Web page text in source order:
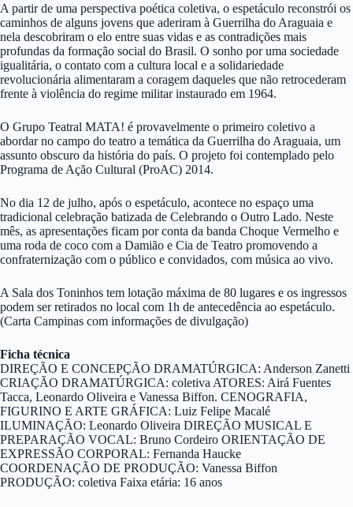
A partir de uma perspectiva poética coletiva, o espetáculo reconstrói os
caminhos de alguns jovens que aderiram à Guerrilha do Araguaia e
nela descobriram o elo entre suas vidas e as contradições mais
profundas da formação social do Brasil. O sonho por uma sociedade
igualitária, o contato com a cultura local e a solidariedade
revolucionária alimentaram a coragem daqueles que não retrocederam
frente à violência do regime militar instaurado em 1964.
O Grupo Teatral MATA! é provavelmente o primeiro coletivo a
abordar no campo do teatro a temática da Guerrilha do Araguaia, um
assunto obscuro da história do país. O projeto foi contemplado pelo
Programa de Ação Cultural (ProAC) 2014.
No dia 12 de julho, após o espetáculo, acontece no espaço uma
tradicional celebração batizada de Celebrando o Outro Lado. Neste
mês, as apresentações ficam por conta da banda Choque Vermelho e
uma roda de coco com a Damião e Cia de Teatro promovendo a
confraternização com o público e convidados, com música ao vivo.
A Sala dos Toninhos tem lotação máxima de 80 lugares e os ingressos
podem ser retirados no local com 1h de antecedência ao espetáculo.
(Carta Campinas com informações de divulgação)
Ficha técnica
DIREÇÃO E CONCEPÇÃO DRAMATÚRGICA: Anderson Zanetti
CRIAÇÃO DRAMATÚRGICA: coletiva ATORES: Airá Fuentes
Tacca, Leonardo Oliveira e Vanessa Biffon. CENOGRAFIA,
FIGURINO E ARTE GRÁFICA: Luiz Felipe Macalé
ILUMINAÇÃO: Leonardo Oliveira DIREÇÃO MUSICAL E
PREPARAÇÃO VOCAL: Bruno Cordeiro ORIENTAÇÃO DE
EXPRESSÃO CORPORAL: Fernanda Haucke
COORDENAÇÃO DE PRODUÇÃO: Vanessa Biffon
PRODUÇÃO: coletiva Faixa etária: 16 anos